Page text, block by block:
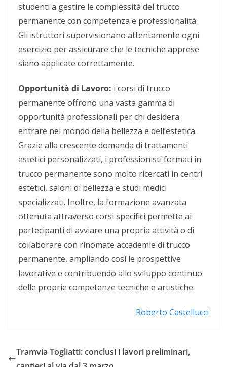
studenti a gestire le complessità del trucco
permanente con competenza e professionalità.
Gli istruttori supervisionano attentamente ogni
esercizio per assicurare che le tecniche apprese
siano applicate correttamente.
Opportunità di Lavoro: i corsi di trucco
permanente offrono una vasta gamma di
opportunità professionali per chi desidera
entrare nel mondo della bellezza e dell’estetica.
Grazie alla crescente domanda di trattamenti
estetici personalizzati, i professionisti formati in
trucco permanente sono molto ricercati in centri
estetici, saloni di bellezza e studi medici
specializzati. Inoltre, la formazione avanzata
ottenuta attraverso corsi specifici permette ai
partecipanti di avviare una propria attività o di
collaborare con rinomate accademie di trucco
permanente, ampliando così le prospettive
lavorative e contribuendo allo sviluppo continuo
delle proprie competenze tecniche e artistiche.
Roberto Castellucci
Tramvia Togliatti: conclusi i lavori preliminari,